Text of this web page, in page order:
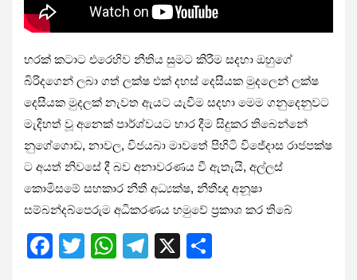
හරක් කටාට එරෙහිව නීතිය සුමට කිරීම සදහා ඔහුගේ
බිරිදගෙන් ලබා ගත් ලක්ෂ එක් දහස් දෙසීයක මුදලෙන් ලක්ෂ
දෙසීයක මුදලක් නැවත ඇයට යැවීම සදහා මෙම ගනුදෙනුවට
මැදිහත් වූ අනෙක් පාර්ශ්වයට භාර දීම සිදුකර තිබෙන්නේ
නුගේගොඩ, නාවල, විජයබා මාවතේ පිහිටි විජේදාස රාජපක්ෂ
ට අයත් නිවසේ දී බව අනාවරණය වී ඇතැයි, අල්ලස්
කොමිසමේ සහකාර නීතී අධ්‍යක්ෂ, නීතීඥ අනූෂා
සම්බන්දබ්පෙරුම අධිකරණය හමුවේ ප්‍රකාශ කර තිබේ
F
T
W T
X